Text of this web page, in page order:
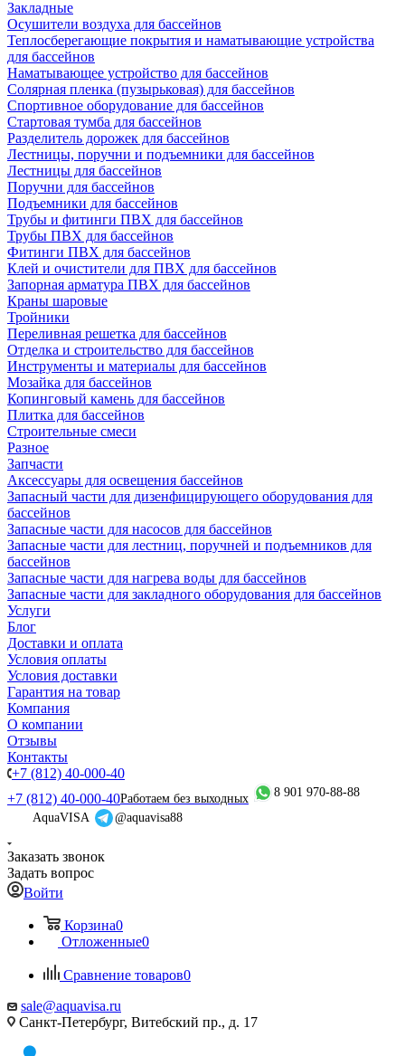
Закладные
Осушители воздуха для бассейнов
Теплосберегающие покрытия и наматывающие устройства
для бассейнов
Наматывающее устройство для бассейнов
Солярная пленка (пузырьковая) для бассейнов
Спортивное оборудование для бассейнов
Стартовая тумба для бассейнов
Разделитель дорожек для бассейнов
Лестницы, поручни и подъемники для бассейнов
Лестницы для бассейнов
Поручни для бассейнов
Подъемники для бассейнов
Трубы и фитинги ПВХ для бассейнов
Трубы ПВХ для бассейнов
Фитинги ПВХ для бассейнов
Клей и очистители для ПВХ для бассейнов
Запорная арматура ПВХ для бассейнов
Краны шаровые
Тройники
Переливная решетка для бассейнов
Отделка и строительство для бассейнов
Инструменты и материалы для бассейнов
Мозайка для бассейнов
Копинговый камень для бассейнов
Плитка для бассейнов
Строительные смеси
Разное
Запчасти
Аксессуары для освещения бассейнов
Запасный части для дизенфицирующего оборудования для
бассейнов
Запасные части для насосов для бассейнов
Запасные части для лестниц, поручней и подъемников для
бассейнов
Запасные части для нагрева воды для бассейнов
Запасные части для закладного оборудования для бассейнов
Услуги
Блог
Доставки и оплата
Условия оплаты
Условия доставки
Гарантия на товар
Компания
О компании
Отзывы
Контакты
+7 (812) 40-000-40
+7 (812) 40-000-40Работаем без выходных
8 901 970-88-88
AquaVISA
@aquavisa88
Заказать звонок
Задать вопрос
Войти
Корзина0
Отложенные0
Сравнение товаров0
sale@aquavisa.ru
Санкт-Петербург, Витебский пр., д. 17